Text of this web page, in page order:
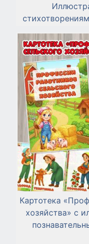
Картотека
хозяйства» с